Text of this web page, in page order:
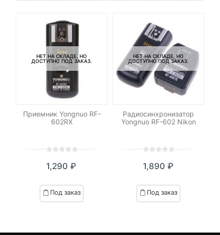
НЕТ НА СКЛАДЕ, НО
ДОСТУПНО ПОД ЗАКАЗ.
Приемник Yongnuo RF-
602RX
out
based
on
1,290 ₽
Под заказ
НЕТ НА СКЛАДЕ, НО
ДОСТУПНО ПОД ЗАКАЗ.
Радиосинхронизатор
Yongnuo RF-602 Nikon
out
based
on
1,890 ₽
Под заказ